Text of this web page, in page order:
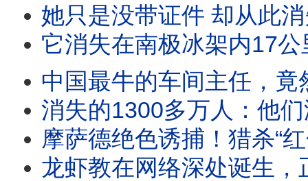
她只是没带证件 却从此
它消失在南极冰架内17公里，最后一刻
中国最牛的车间主任，竟然把中央政治局委员
消失的1300多万人：他们没有死于
摩萨德绝色诱捕！猎杀“红色王子”，潜伏伊朗
龙虾教在网络深处诞生，正演变